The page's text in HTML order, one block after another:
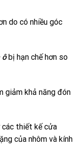
do có nhiều góc
ôbị hạn chế hơn so
giảm khả năng đón
các thiết kế cửa
của nhôm và kính